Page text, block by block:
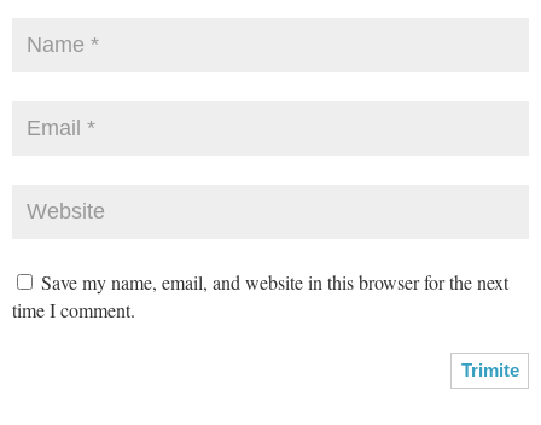
Save my name, email, and website in this browser for the next
time I comment.